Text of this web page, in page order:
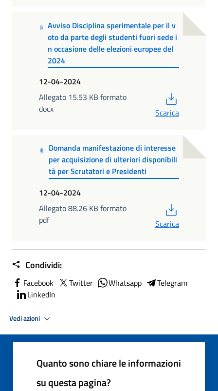
Avviso Disciplina sperimentale per il v
oto da parte degli studenti fuori sede i
n occasione delle elezioni europee del
2024
12-04-2024
Allegato 15.53 KB formato
docx
Scarica
Domanda manifestazione di interesse
per acquisizione di ulteriori disponibili
tà per Scrutatori e Presidenti
12-04-2024
Allegato 88.26 KB formato
pdf
Scarica
Condividi:
Facebook Twitter Whatsapp
Telegram
LinkedIn
Vedi azioni
Quanto sono chiare le informazioni
su questa pagina?